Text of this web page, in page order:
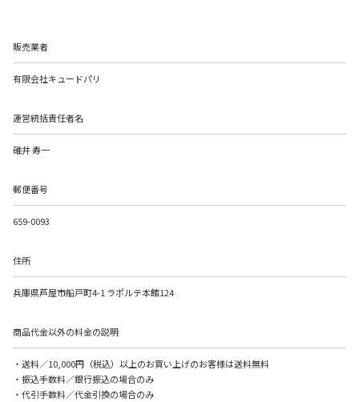
販売業者
有限会社キュードパリ
運営統括責任者名
碓井 寿一
郵便番号
659-0093
住所
兵庫県芦屋市船戸町4-1 ラポルテ本館124
商品代金以外の料金の説明
・送料／10,000円（税込）以上のお買い上げのお客様は送料無料
・振込手数料／銀行振込の場合のみ
・代引手数料／代金引換の場合のみ